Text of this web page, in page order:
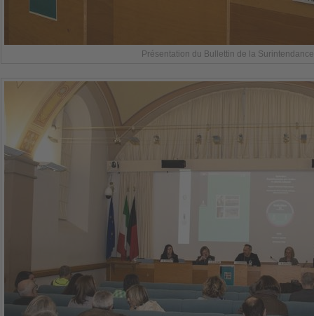
Présentation du Bullettin de la